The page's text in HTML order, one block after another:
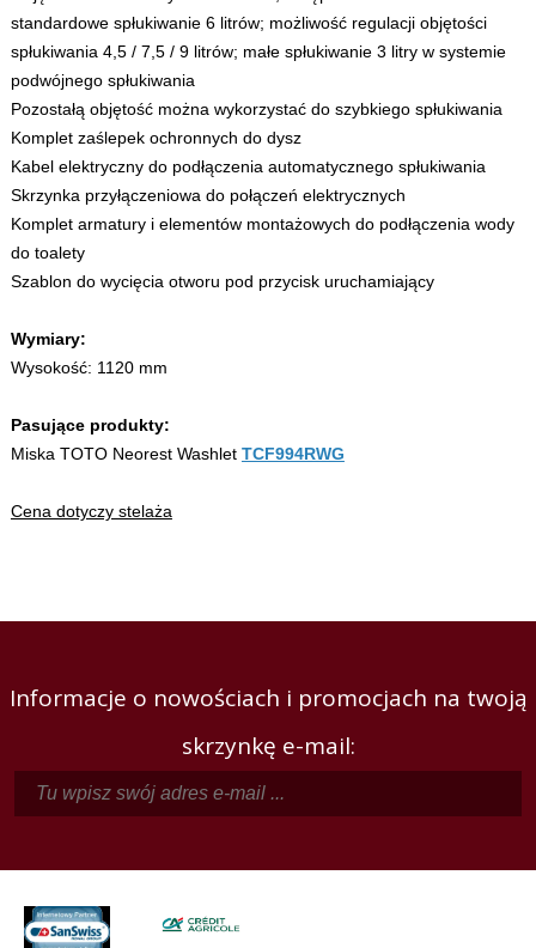
standardowe spłukiwanie 6 litrów; możliwość regulacji objętości
spłukiwania 4,5 / 7,5 / 9 litrów; małe spłukiwanie 3 litry w systemie
podwójnego spłukiwania
Pozostałą objętość można wykorzystać do szybkiego spłukiwania
Komplet zaślepek ochronnych do dysz
Kabel elektryczny do podłączenia automatycznego spłukiwania
Skrzynka przyłączeniowa do połączeń elektrycznych
Komplet armatury i elementów montażowych do podłączenia wody
do toalety
Szablon do wycięcia otworu pod przycisk uruchamiający
Wymiary:
Wysokość: 1120 mm
Pasujące produkty:
Miska TOTO Neorest Washlet TCF994RWG
Cena dotyczy stelaża
Informacje o nowościach i promocjach na twoją
skrzynkę e-mail: